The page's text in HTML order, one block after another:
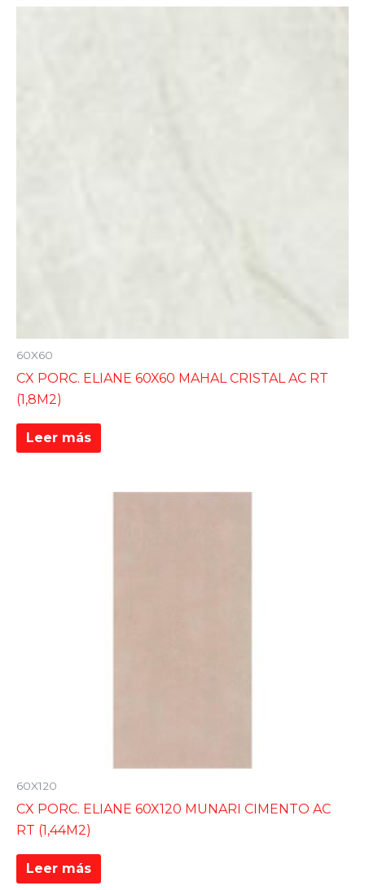
60X60
CX PORC. ELIANE 60X60 MAHAL CRISTAL AC RT
(1,8M2)
Leer más
60X120
CX PORC. ELIANE 60X120 MUNARI CIMENTO AC
RT (1,44M2)
Leer más